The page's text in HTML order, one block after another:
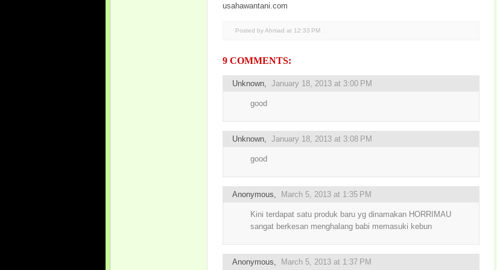
usahawantani.com
Posted by Ahmad at 12:33 PM
9 COMMENTS:
Unknown, January 18, 2013 at 3:00 PM
good
Unknown, January 18, 2013 at 3:08 PM
good
Anonymous, March 5, 2013 at 1:35 PM
Kini terdapat satu produk baru yg dinamakan HORRIMAU
sangat berkesan menghalang babi memasuki kebun
Anonymous, March 5, 2013 at 1:37 PM